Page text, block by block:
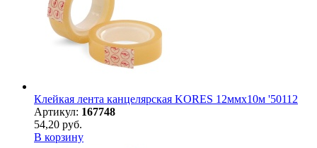
Клейкая лента канцелярская KORES 12ммx10м '50112
Артикул: 167748
54,20 руб.
В корзину